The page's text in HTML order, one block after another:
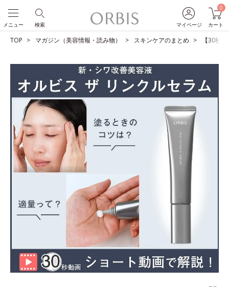
マイページ
0
カート
検索
メニュー
TOP マガジン（美容情報・読み物） スキンケアのまとめ 【30秒